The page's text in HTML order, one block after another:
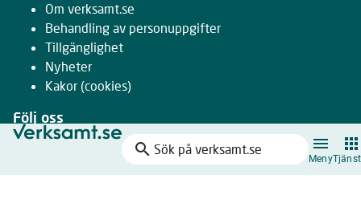
search
Sök
på
Meny
Om verksamt.se
Behandling av personuppgifter
Tillgänglighet
Nyheter
Kakor (cookies)
Följ oss
Facebook